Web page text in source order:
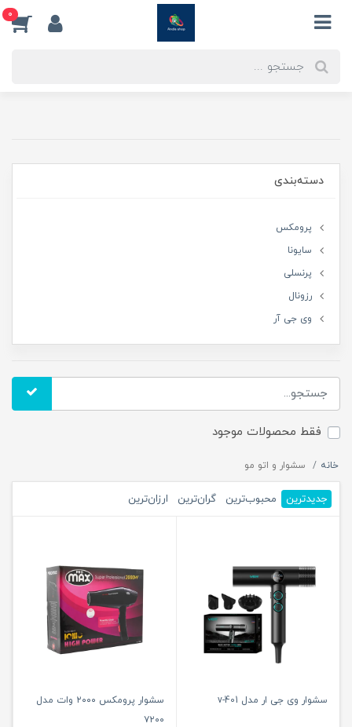
0
دسته‌بندی
پرومکس
سایونا
پرنسلی
رزونال
وی جی آر
فقط محصولات موجود
خانه سشوار و اتو مو
جدیدترین محبوب‌ترین گران‌ترین ارزان‌ترین
سشوار وی جی ار مدل v-401
سشوار پرومکس ۲۰۰۰ وات مدل
۷۲۰۰